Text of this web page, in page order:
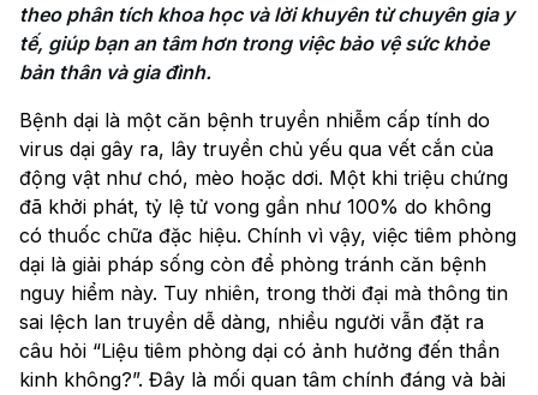
theo phân tích khoa học và lời khuyên từ chuyên gia y
tế, giúp bạn an tâm hơn trong việc bảo vệ sức khỏe
bản thân và gia đình.
Bệnh dại là một căn bệnh truyền nhiễm cấp tính do
virus dại gây ra, lây truyền chủ yếu qua vết cắn của
động vật như chó, mèo hoặc dơi. Một khi triệu chứng
đã khởi phát, tỷ lệ tử vong gần như 100% do không
có thuốc chữa đặc hiệu. Chính vì vậy, việc tiêm phòng
dại là giải pháp sống còn để phòng tránh căn bệnh
nguy hiểm này. Tuy nhiên, trong thời đại mà thông tin
sai lệch lan truyền dễ dàng, nhiều người vẫn đặt ra
câu hỏi “Liệu tiêm phòng dại có ảnh hưởng đến thần
kinh không?”. Đây là mối quan tâm chính đáng và bài